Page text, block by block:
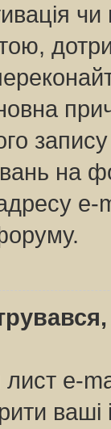
на
e-
e-